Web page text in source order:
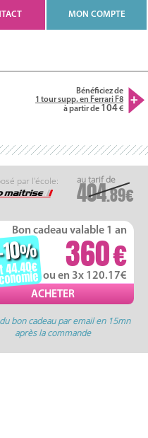
MON COMPTE
Bénéficiez de
1 tour supp. en Ferrari F8
à partir de 104
404.89
par l'école:
Bon cadeau valable 1 an
360
ou en 3x 120.17
%
44.40
bon cadeau par email en 15mn
après la commande